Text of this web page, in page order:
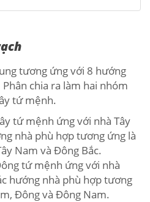
tương ứng với 8 hướng
Phân chia ra làm hai nhóm
tứ mệnh.
tứ mệnh ứng với nhà Tây
nhà phù hợp tương ứng là
Nam và Đông Bắc.
tứ mệnh ứng với nhà
hướng nhà phù hợp tương
Đông và Đông Nam.